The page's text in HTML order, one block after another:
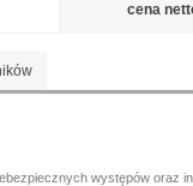
cena
występów oraz